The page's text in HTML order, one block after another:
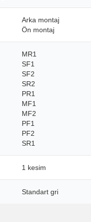
Arka montaj
Ön montaj
MR1
SF1
SF2
SR2
PR1
MF1
MF2
PF1
PF2
SR1
1 kesim
Standart gri